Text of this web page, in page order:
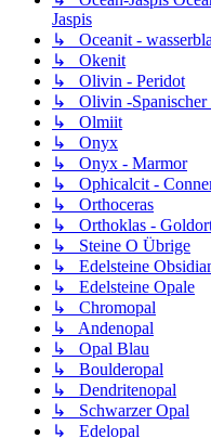
Jaspis
↳ Oceanit -
↳ Okenit
↳ Olivin - Peridot
↳ Olivin -Spanischer
↳ Olmiit
↳ Onyx
↳ Onyx - Marmor
↳ Ophicalcit -
↳ Orthoceras
↳ Orthoklas -
↳ Steine O Übrige
↳ Edelsteine
↳ Edelsteine Opale
↳ Chromopal
↳ Andenopal
↳ Opal Blau
↳ Boulderopal
↳ Dendritenopal
↳ Schwarzer Opal
↳ Edelopal